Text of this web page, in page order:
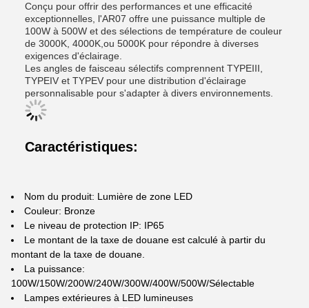
Conçu pour offrir des performances et une efficacité
exceptionnelles, l'AR07 offre une puissance multiple de
100W à 500W et des sélections de température de couleur
de 3000K, 4000K,ou 5000K pour répondre à diverses
exigences d'éclairage.
Les angles de faisceau sélectifs comprennent TYPEIII,
TYPEIV et TYPEV pour une distribution d'éclairage
personnalisable pour s'adapter à divers environnements.
Caractéristiques:
Nom du produit: Lumière de zone LED
Couleur: Bronze
Le niveau de protection IP: IP65
Le montant de la taxe de douane est calculé à partir du
montant de la taxe de douane.
La puissance:
100W/150W/200W/240W/300W/400W/500W/Sélectable
Lampes extérieures à LED lumineuses